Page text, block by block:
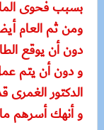
بسبب فحوى
ومن ثم العام
دون أن يوقع
و دون أن يتم
و أنهك أسرهم